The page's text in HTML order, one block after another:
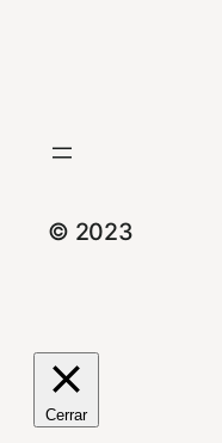
© 2023
Cerrar